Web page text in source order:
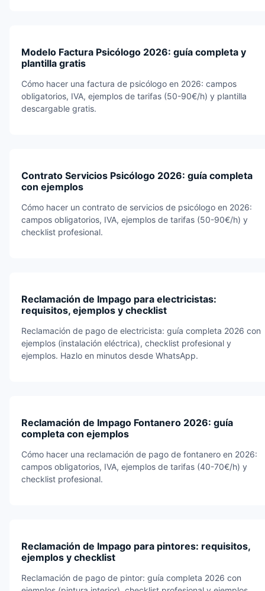
Modelo Factura Psicólogo 2026: guía completa y
plantilla gratis
Cómo hacer una factura de psicólogo en 2026: campos
obligatorios, IVA, ejemplos de tarifas (50-90€/h) y plantilla
descargable gratis.
Contrato Servicios Psicólogo 2026: guía completa
con ejemplos
Cómo hacer un contrato de servicios de psicólogo en 2026:
campos obligatorios, IVA, ejemplos de tarifas (50-90€/h) y
checklist profesional.
Reclamación de Impago para electricistas:
requisitos, ejemplos y checklist
Reclamación de pago de electricista: guía completa 2026 con
ejemplos (instalación eléctrica), checklist profesional y
ejemplos. Hazlo en minutos desde WhatsApp.
Reclamación de Impago Fontanero 2026: guía
completa con ejemplos
Cómo hacer una reclamación de pago de fontanero en 2026:
campos obligatorios, IVA, ejemplos de tarifas (40-70€/h) y
checklist profesional.
Reclamación de Impago para pintores: requisitos,
ejemplos y checklist
Reclamación de pago de pintor: guía completa 2026 con